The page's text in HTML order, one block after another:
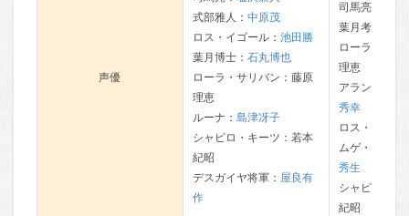
声優
式部雅人： 中原茂
ロス・イゴール： 池田勝
葉月博士： 石丸博也
ローラ・サリバン：藤原
理恵
ルーナ： 島津冴子
シャピロ・キーツ：若本
紀昭
デスガイヤ将軍： 屋良有
作
司馬亮：
葉月考太郎：
ローラ・サリ
理恵
アラン・イゴ
秀幸
ロス・イゴー
ムゲ・ゾルバ
秀生
シャピロ・キ
紀昭